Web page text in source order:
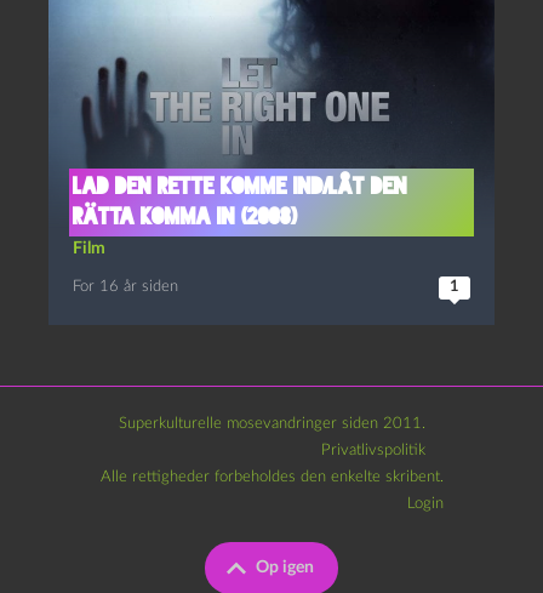
Lad den rette komme ind/Låt den
rätta komma in (2008)
Film
For 16 år siden 1
Superkulturelle mosevandringer siden 2011.
Privatlivspolitik
Op igen
Alle rettigheder forbeholdes den enkelte skribent.
Login